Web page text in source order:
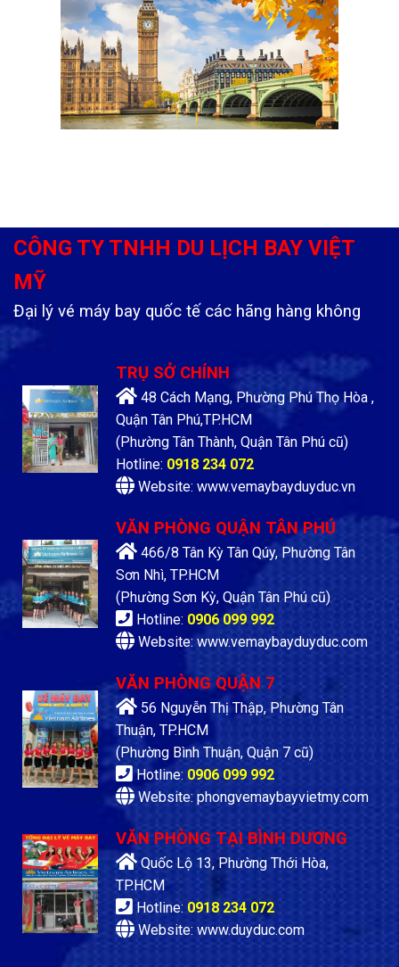
CÔNG TY TNHH DU LỊCH BAY VIỆT
MỸ
Đại lý vé máy bay quốc tế các hãng hàng không
TRỤ SỞ CHÍNH
48 Cách Mạng, Phường Phú Thọ Hòa ,
Quận Tân Phú,TP.HCM
(Phường Tân Thành, Quận Tân Phú cũ)
Hotline: 0918 234 072
Website: www.vemaybayduyduc.vn
VĂN PHÒNG QUẬN TÂN PHÚ
466/8 Tân Kỳ Tân Qúy, Phường Tân
Sơn Nhì, TP.HCM
(Phường Sơn Kỳ, Quận Tân Phú cũ)
Hotline: 0906 099 992
Website: www.vemaybayduyduc.com
VĂN PHÒNG QUẬN 7
56 Nguyễn Thị Thập, Phường Tân
Thuận, TP.HCM
(Phường Bình Thuận, Quận 7 cũ)
Hotline: 0906 099 992
Website: phongvemaybayvietmy.com
VĂN PHÒNG TẠI BÌNH DƯƠNG
Quốc Lộ 13, Phường Thới Hòa,
TP.HCM
Hotline: 0918 234 072
Website: www.duyduc.com